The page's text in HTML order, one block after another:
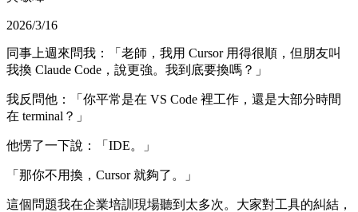
2026/3/16
同事上週來問我：「老師，我用 Cursor 用得很順，但朋友叫
我換 Claude Code，說更強。我到底要換嗎？」
我反問他：「你平常是在 VS Code 裡工作，還是大部分時間
在 terminal？」
他愣了一下說：「IDE。」
「那你不用換，Cursor 就夠了。」
這個問題我在企業培訓現場聽到太多次。大家對工具的糾結，